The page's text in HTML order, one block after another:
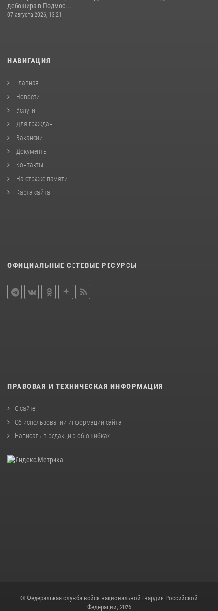
дебошира в Подмос...
07 августа 2026, 13:21
НАВИГАЦИЯ
Главная
Новости
Услуги
Для граждан
Вакансии
Документы
Контакты
На страже памяти
Карта сайта
ОФИЦИАЛЬНЫЕ СЕТЕВЫЕ РЕСУРСЫ
ПРАВОВАЯ И ТЕХНИЧЕСКАЯ ИНФОРМАЦИЯ
О сайте
Об использовании информации сайта
Написать в редакцию об ошибках
© Федеральная служба войск национальной гвардии Российской
Федерации, 2026